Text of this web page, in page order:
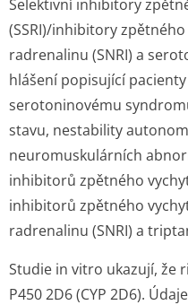
Selektivní inhibitory
(SSRI)/inhibitory
radrenalinu (SNRI) a
hlášení popisující
serotoninovému
stavu, nestability
neuromuskulárních
inhibitorů zpětného
inhibitorů zpětného
radrenalinu (SNRI) a
Studie in vitro ukazují, že
P450 2D6 (CYP 2D6).